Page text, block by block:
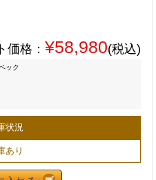
価格： ¥58,980(税込)
ック
状況
あり